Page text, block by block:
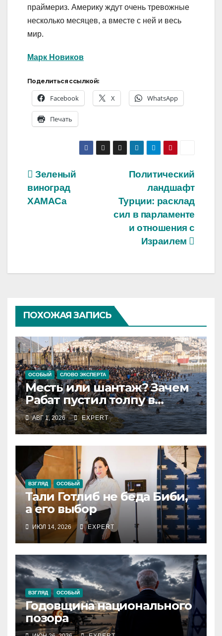
праймериз. Америку ждут очень тревожные
несколько месяцев, а вместе с ней и весь
мир.
Марк Новиков
Поделиться ссылкой:
Facebook X WhatsApp
Печать
Навигация
по
Политический
ландшафт
Турции: расклад
сил в парламенте
и отношения с
Израилем
Зеленый
виноград
ХАМАСа
ПОХОЖАЯ ЗАПИСЬ
ОСОБЫЙ СЛОВО ЭКСПЕРТА
Месть или шантаж? Зачем
Рабат пустил толпу в
испанский анклав
АВГ 1, 2026 EXPERT
ВЗГЛЯД ОСОБЫЙ
Тали Готлиб не беда Биби,
а его выбор
ИЮЛ 14, 2026 EXPERT
ВЗГЛЯД ОСОБЫЙ
Годовщина национального
позора